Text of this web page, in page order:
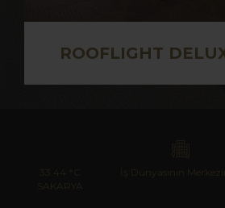
ROOFLIGHT
33.44 °C
SAKARYA
İş Dünyasının